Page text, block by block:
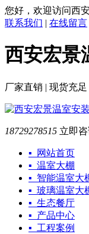
您好，欢迎访问西
联系我们 | 在线留言
西安宏景
厂家直销 | 现货充足
18729278515 立即
▪ 网站首页
▪ 温室大棚
▪ 智能温室大
▪ 玻璃温室大
▪ 生态餐厅
▪ 产品中心
▪ 工程案例